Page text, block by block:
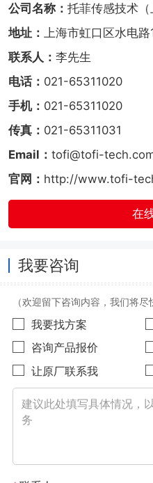
公司名称： 托菲传感技术
地址： 上海市虹口区水电
联系人： 李先生
电话： 021-65311020
手机： 021-65311020
传真： 021-65311031
Email： tofi@tofi-
官网： http://www.tofi-
在
我要咨询
（欢迎留下咨询内容，我们将尽
我要找方案
咨询产品报价
让原厂联系我